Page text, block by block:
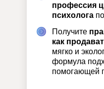
Получите
как
мягко и
формула
помогающей
профессия
психолога